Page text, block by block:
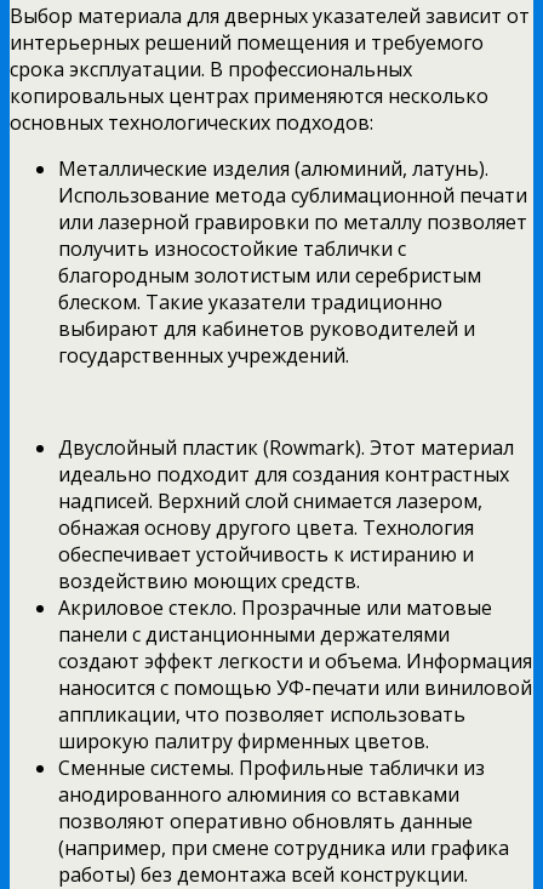
Выбор материала для дверных указателей зависит от
интерьерных решений помещения и требуемого
срока эксплуатации. В профессиональных
копировальных центрах применяются несколько
основных технологических подходов:
Металлические изделия (алюминий, латунь).
Использование метода сублимационной печати
или лазерной гравировки по металлу позволяет
получить износостойкие таблички с
благородным золотистым или серебристым
блеском. Такие указатели традиционно
выбирают для кабинетов руководителей и
государственных учреждений.
Двуслойный пластик (Rowmark). Этот материал
идеально подходит для создания контрастных
надписей. Верхний слой снимается лазером,
обнажая основу другого цвета. Технология
обеспечивает устойчивость к истиранию и
воздействию моющих средств.
Акриловое стекло. Прозрачные или матовые
панели с дистанционными держателями
создают эффект легкости и объема. Информация
наносится с помощью УФ-печати или виниловой
аппликации, что позволяет использовать
широкую палитру фирменных цветов.
Сменные системы. Профильные таблички из
анодированного алюминия со вставками
позволяют оперативно обновлять данные
(например, при смене сотрудника или графика
работы) без демонтажа всей конструкции.